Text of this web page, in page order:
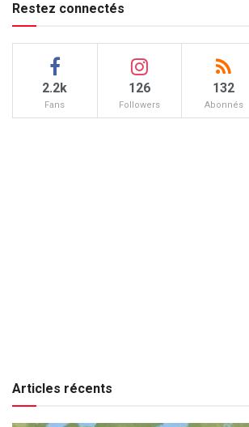
Restez connectés
2.2k
Fans
126
Followers
132
Abonnés
Articles récents